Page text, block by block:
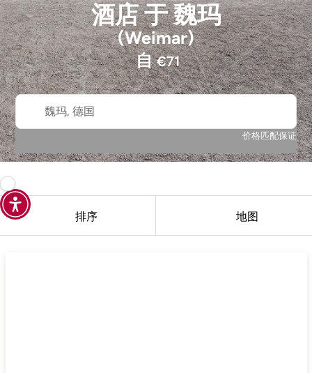
酒店于魏玛
(Weimar)
自€71
魏玛, 德国
价格匹配保证
排序 地图